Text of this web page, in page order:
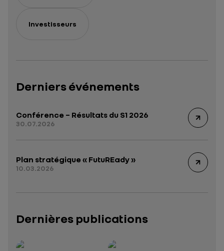
Investisseurs
Derniers événements
Conférence – Résultats du S1 2026
30.07.2026
Plan stratégique « FutuREady »
10.03.2026
Dernières publications
Rapport intégré 2025 – 2026— données structurées (JSON)
Présentation institutionnelle 2026